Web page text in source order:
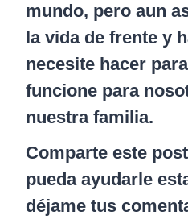
mundo, pero aun
la vida de frente y
necesite hacer
funcione para
nuestra familia.
Comparte este
pueda ayudarle
déjame tus